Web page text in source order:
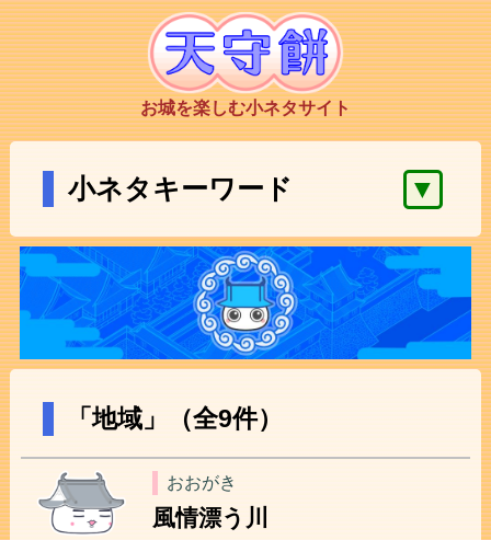
お城を楽しむ小ネタサイト
小ネタキーワード ▼
「地域」（全9件）
おおがき
風情漂う川